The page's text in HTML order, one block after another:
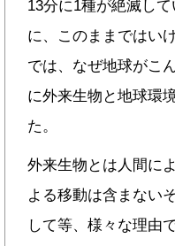
13分に1種が絶滅し
に、このままではい
では、なぜ地球がこ
に外来生物と地球環
た。
外来生物とは人間に
よる移動は含まない
して等、様々な理由